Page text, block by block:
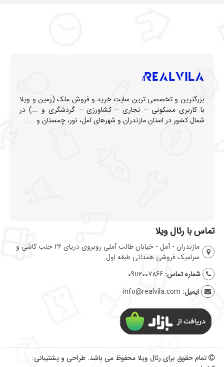
بزرگترین و تخصصی ترین سایت خرید و فروش ملک (زمین و ویلا
با کاربری مسکونی – تجاری – کشاورزی – گردشگری و ...) در
شمال کشور در استان مازندران و شهرهای آمل، نور، چمستان و ... .
تماس با رئال ویلا
مازندران - آمل - خیابان طالب آملی روبروی دریای 26 جنب کاشی و
سرامیک فروشی همدانی طبقه اول
شماره تماس: 09112007866
ایمیل: info@realvila.com
تمام حقوق برای رئال ویلا محفوظ می باشد. طراحی و پشتیبانی: